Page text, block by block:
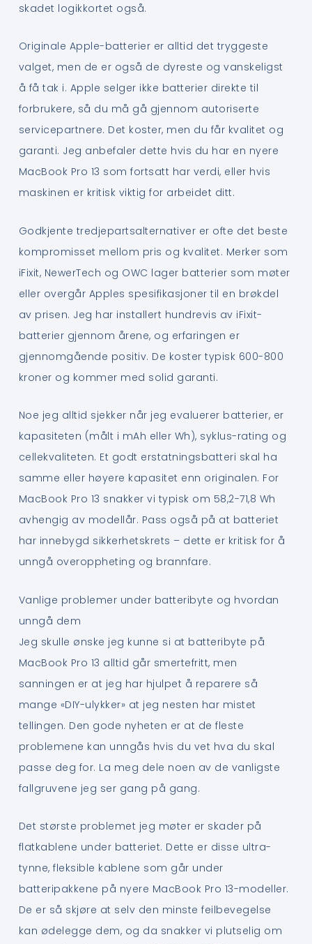
skadet logikkortet også.
Originale Apple-batterier er alltid det tryggeste
valget, men de er også de dyreste og vanskeligst
å få tak i. Apple selger ikke batterier direkte til
forbrukere, så du må gå gjennom autoriserte
servicepartnere. Det koster, men du får kvalitet og
garanti. Jeg anbefaler dette hvis du har en nyere
MacBook Pro 13 som fortsatt har verdi, eller hvis
maskinen er kritisk viktig for arbeidet ditt.
Godkjente tredjepartsalternativer er ofte det beste
kompromisset mellom pris og kvalitet. Merker som
iFixit, NewerTech og OWC lager batterier som møter
eller overgår Apples spesifikasjoner til en brøkdel
av prisen. Jeg har installert hundrevis av iFixit-
batterier gjennom årene, og erfaringen er
gjennomgående positiv. De koster typisk 600-800
kroner og kommer med solid garanti.
Noe jeg alltid sjekker når jeg evaluerer batterier, er
kapasiteten (målt i mAh eller Wh), syklus-rating og
cellekvaliteten. Et godt erstatningsbatteri skal ha
samme eller høyere kapasitet enn originalen. For
MacBook Pro 13 snakker vi typisk om 58,2-71,8 Wh
avhengig av modellår. Pass også på at batteriet
har innebygd sikkerhetskrets – dette er kritisk for å
unngå overoppheting og brannfare.
Vanlige problemer under batteribyte og hvordan
unngå dem
Jeg skulle ønske jeg kunne si at batteribyte på
MacBook Pro 13 alltid går smertefritt, men
sanningen er at jeg har hjulpet å reparere så
mange «DIY-ulykker» at jeg nesten har mistet
tellingen. Den gode nyheten er at de fleste
problemene kan unngås hvis du vet hva du skal
passe deg for. La meg dele noen av de vanligste
fallgruvene jeg ser gang på gang.
Det største problemet jeg møter er skader på
flatkablene under batteriet. Dette er disse ultra-
tynne, fleksible kablene som går under
batteripakkene på nyere MacBook Pro 13-modeller.
De er så skjøre at selv den minste feilbevegelse
kan ødelegge dem, og da snakker vi plutselig om